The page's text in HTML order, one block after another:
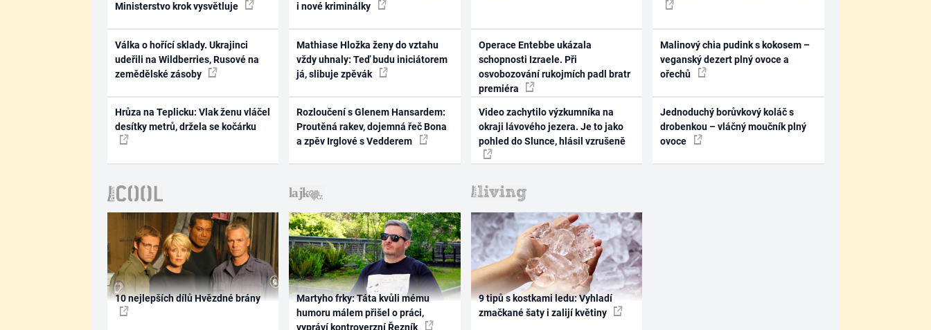
Ministerstvo krok vysvětluje
Válka o hořící sklady. Ukrajinci
udeřili na Wildberries, Rusové na
zemědělské zásoby
Hrůza na Teplicku: Vlak ženu vláčel
desítky metrů, držela se kočárku
i nové kriminálky
Mathiase Hložka ženy do vztahu
vždy uhnaly: Teď budu iniciátorem
já, slibuje zpěvák
Rozloučení s Glenem Hansardem:
Proutěná rakev, dojemná řeč Bona
a zpěv Irglové s Vedderem
Operace Entebbe ukázala
schopnosti Izraele. Při
osvobozování rukojmích padl bratr
premiéra
Video zachytilo výzkumníka na
okraji lávového jezera. Je to jako
pohled do Slunce, hlásil vzrušeně
Malinový chia pudink s kokosem –
veganský dezert plný ovoce a
ořechů
Jednoduchý borůvkový koláč s
drobenkou – vláčný moučník plný
ovoce
10 nejlepších dílů Hvězdné brány
Martyho frky: Táta kvůli mému
humoru málem přišel o práci,
vypráví kontroverzní Řezník
9 tipů s kostkami ledu: Vyhladí
zmačkané šaty i zalijí květiny